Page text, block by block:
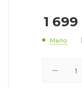
1 699
Мало